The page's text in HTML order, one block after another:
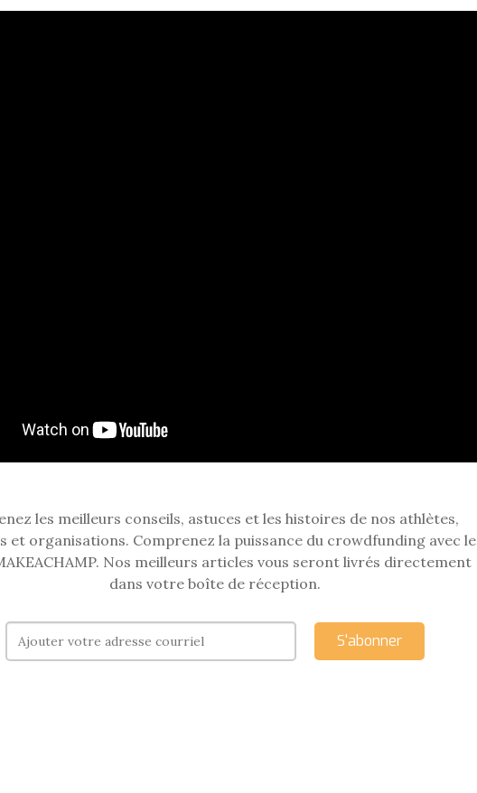
les meilleurs conseils, astuces et les histoires de nos athlètes,
et organisations. Comprenez la puissance du crowdfunding avec le
Nos meilleurs articles vous seront livrés directement
dans votre boîte de réception.
S'abonner